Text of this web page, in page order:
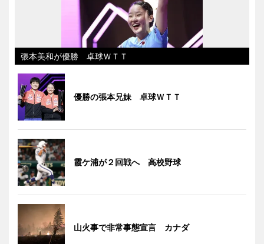
張本美和が優勝 卓球ＷＴＴ
優勝の張本兄妹 卓球ＷＴＴ
霞ケ浦が２回戦へ 高校野球
山火事で非常事態宣言 カナダ